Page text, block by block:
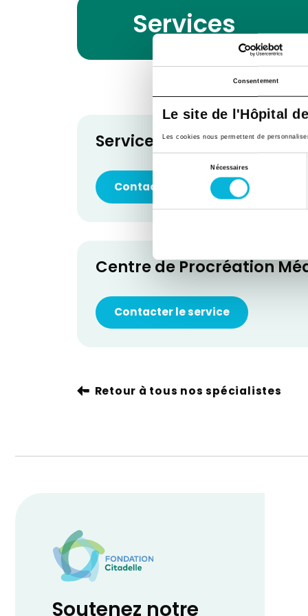
Consentement
Le site de l'Hôpital
Les cookies nous permettent de
Nécessaires
Services
Service de Gynécologie-
Contacter le service
Centre de Procréation
Contacter le service
Retour à tous nos spécialistes